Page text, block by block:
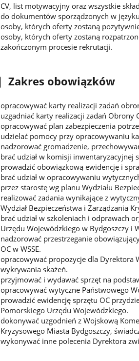
CV, list motywacyjny oraz wszystkie
do dokumentów sporządzonych w
osoby, których oferty zostaną
osoby, których oferty zostaną
zakończonym procesie rekrutacji.
Zakres obowiązków
opracowywać karty realizacji zadań
uzgadniać karty realizacji zadań Obrony
opracowywać plan zabezpieczenia
udzielać pomocy przy opracowywaniu
nadzorować gromadzenie,
brać udział w komisji inwentaryzacyjnej
prowadzić obowiązkową ewidencję i
brać udział w opracowywaniu
przez starostę wg planu Wydziału
realizować zadania wynikające z
Wydział Bezpieczeństwa i Zarządzania
brać udział w szkoleniach i odprawach
Urzędu Wojewódzkiego w Bydgoszczy i
nadzorować przestrzeganie
OC w WSSE.
opracowywać propozycje dla Dyrektora
wykrywania skażeń.
przyjmować i wydawać sprzęt na
opracowywać wytyczne Państwowego
prowadzić ewidencję sprzętu OC
Pomorskiego Urzędu Wojewódzkiego.
dokonywać uzgodnień z Wojskową
Kryzysowego Miasta Bydgoszczy,
wykonywać inne polecenia Dyrektora